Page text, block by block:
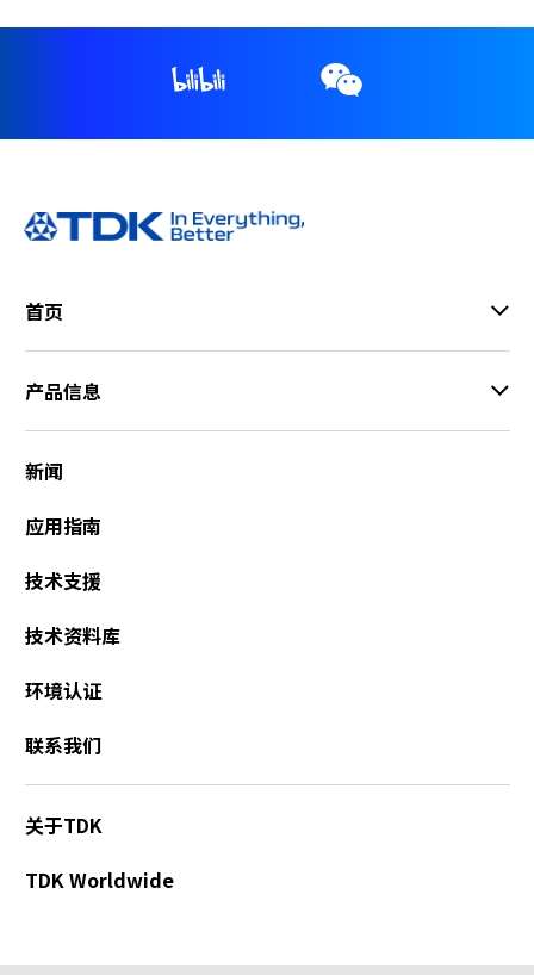
首页
产品信息
新闻
应用指南
技术支援
技术资料库
环境认证
联系我们
关于TDK
TDK Worldwide